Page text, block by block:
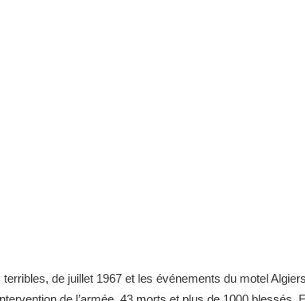
de juillet 1967 et les événements du motel